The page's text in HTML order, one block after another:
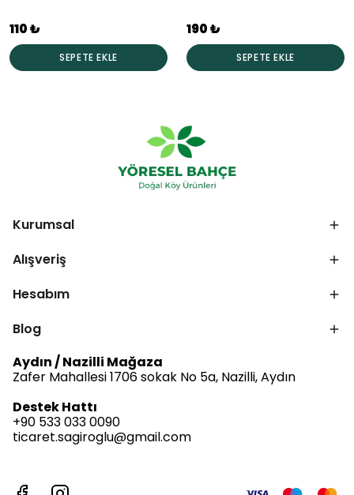
110 ₺
SEPETE EKLE
190 ₺
SEPETE EKLE
Kurumsal
Alışveriş
Hesabım
Blog
Aydın / Nazilli Mağaza
Zafer Mahallesi 1706 sokak No 5a, Nazilli, Aydın
Destek Hattı
+90 533 033 0090
ticaret.sagiroglu@gmail.com